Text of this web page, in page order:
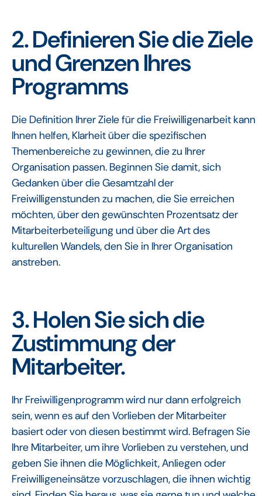
2.Definieren Sie die Ziele
und Grenzen Ihres
Programms
Die Definition Ihrer Ziele für die Freiwilligenarbeit kann
Ihnen helfen, Klarheit über die spezifischen
Themenbereiche zu gewinnen, die zu Ihrer
Organisation passen. Beginnen Sie damit, sich
Gedanken über die Gesamtzahl der
Freiwilligenstunden zu machen, die Sie erreichen
möchten, über den gewünschten Prozentsatz der
Mitarbeiterbeteiligung und über die Art des
kulturellen Wandels, den Sie in Ihrer Organisation
anstreben.
3. Holen Sie sich die
Zustimmung der
Mitarbeiter‍.
Ihr Freiwilligenprogramm wird nur dann erfolgreich
sein, wenn es auf den Vorlieben der Mitarbeiter
basiert oder von diesen bestimmt wird. Befragen Sie
Ihre Mitarbeiter, um ihre Vorlieben zu verstehen, und
geben Sie ihnen die Möglichkeit, Anliegen oder
Freiwilligeneinsätze vorzuschlagen, die ihnen wichtig